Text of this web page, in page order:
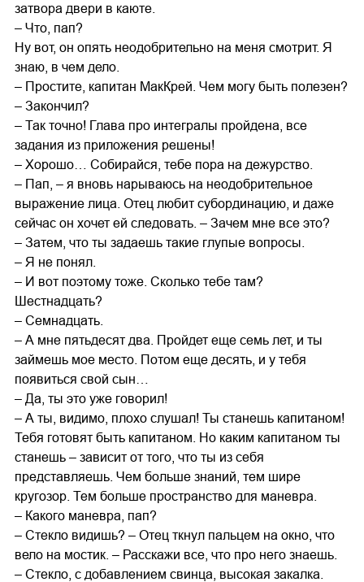
затвора двери в каюте.
– Что, пап?
Ну вот, он опять неодобрительно на меня смотрит. Я
знаю, в чем дело.
– Простите, капитан МакКрей. Чем могу быть полезен?
– Закончил?
– Так точно! Глава про интегралы пройдена, все
задания из приложения решены!
– Хорошо… Собирайся, тебе пора на дежурство.
– Пап, – я вновь нарываюсь на неодобрительное
выражение лица. Отец любит субординацию, и даже
сейчас он хочет ей следовать. – Зачем мне все это?
– Затем, что ты задаешь такие глупые вопросы.
– Я не понял.
– И вот поэтому тоже. Сколько тебе там?
Шестнадцать?
– Семнадцать.
– А мне пятьдесят два. Пройдет еще семь лет, и ты
займешь мое место. Потом еще десять, и у тебя
появиться свой сын…
– Да, ты это уже говорил!
– А ты, видимо, плохо слушал! Ты станешь капитаном!
Тебя готовят быть капитаном. Но каким капитаном ты
станешь – зависит от того, что ты из себя
представляешь. Чем больше знаний, тем шире
кругозор. Тем больше пространство для маневра.
– Какого маневра, пап?
– Стекло видишь? – Отец ткнул пальцем на окно, что
вело на мостик. – Расскажи все, что про него знаешь.
– Стекло, с добавлением свинца, высокая закалка.